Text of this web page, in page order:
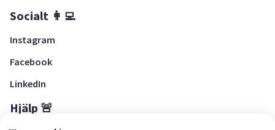
Socialt 👩‍💻
Instagram
Facebook
LinkedIn
Hjälp 🚨